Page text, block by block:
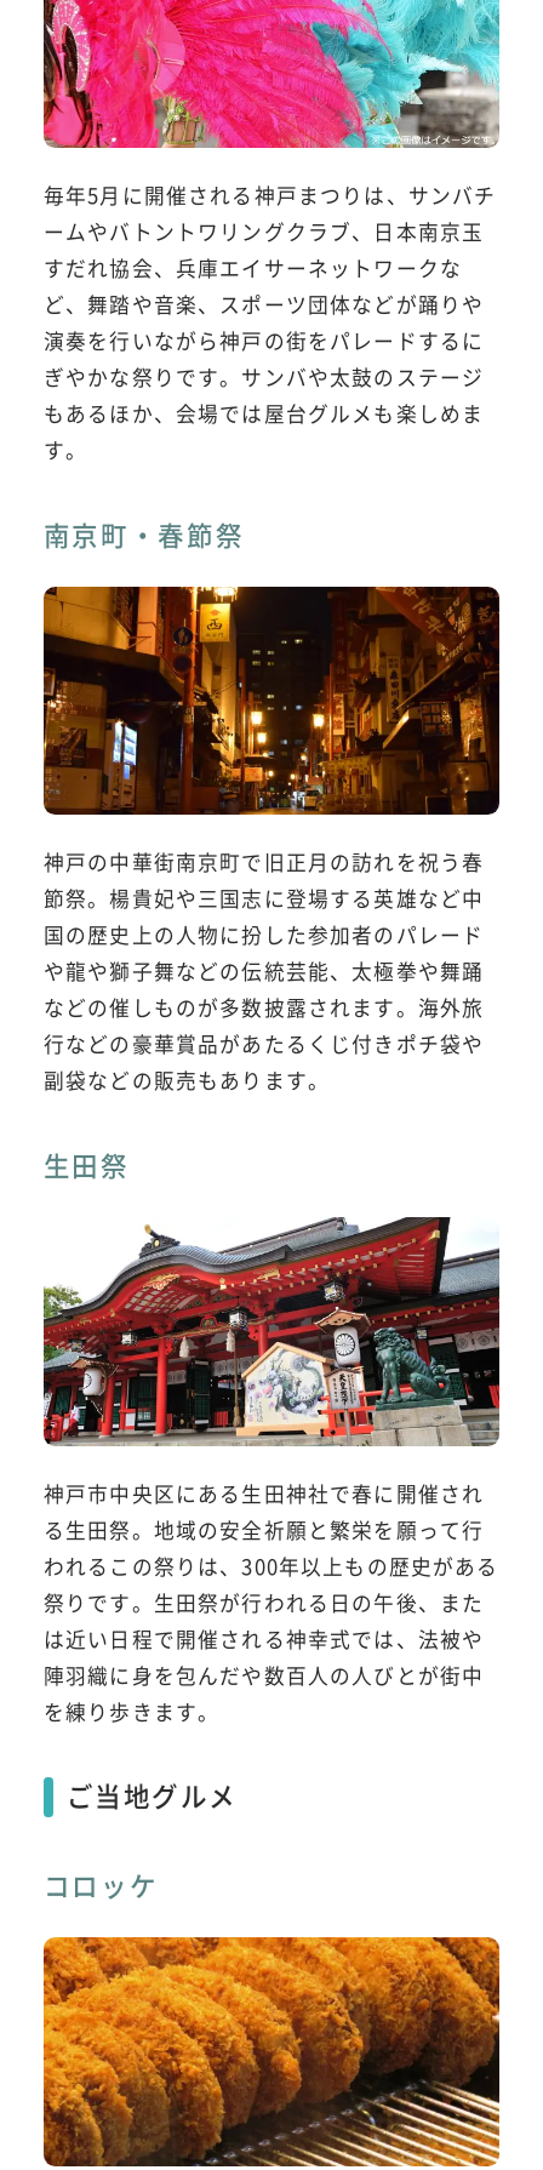
毎年5月に開催される神戸まつりは、サンバチ
ームやバトントワリングクラブ、日本南京玉
すだれ協会、兵庫エイサーネットワークな
ど、舞踏や音楽、スポーツ団体などが踊りや
演奏を行いながら神戸の街をパレードするに
ぎやかな祭りです。サンバや太鼓のステージ
もあるほか、会場では屋台グルメも楽しめま
す。
南京町・春節祭
神戸の中華街南京町で旧正月の訪れを祝う春
節祭。楊貴妃や三国志に登場する英雄など中
国の歴史上の人物に扮した参加者のパレード
や龍や獅子舞などの伝統芸能、太極拳や舞踊
などの催しものが多数披露されます。海外旅
行などの豪華賞品があたるくじ付きポチ袋や
副袋などの販売もあります。
生田祭
神戸市中央区にある生田神社で春に開催され
る生田祭。地域の安全祈願と繁栄を願って行
われるこの祭りは、300年以上もの歴史がある
祭りです。生田祭が行われる日の午後、また
は近い日程で開催される神幸式では、法被や
陣羽織に身を包んだや数百人の人びとが街中
を練り歩きます。
ご当地グルメ
コロッケ